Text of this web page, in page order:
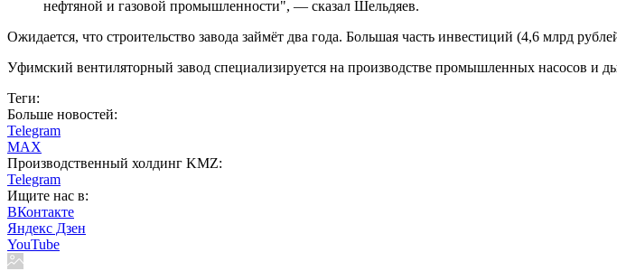
нефтяной и газовой промышленности", — сказал Шельдяев.
Ожидается, что строительство завода займёт два года. Большая часть инвестиций (4,6 млрд
Уфимский вентиляторный завод специализируется на производстве промышленных насосов и
Теги:
Больше новостей:
Telegram
MAX
Производственный холдинг KMZ:
Telegram
Ищите нас в:
ВКонтакте
Яндекс Дзен
YouTube